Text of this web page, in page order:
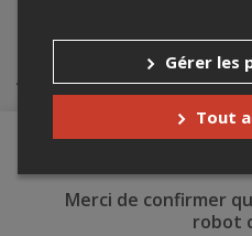
Achat de billets
Merci de confirmer
robot
Gérer les
Tout